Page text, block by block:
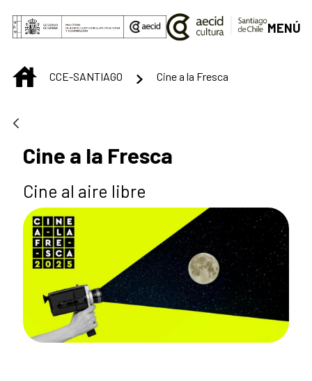
Saltar al contenido principal
MENÚ
INICIOCCE-SANTIAGO Cine a la Fresca
Cine a la Fresca
Cine al aire libre